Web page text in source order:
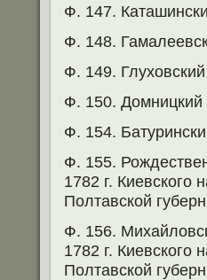
Ф. 147.
Ф. 148.
Ф. 149.
Ф. 150. Домницкий
Ф. 154.
Ф. 155.
1782 г. Киевского
Полтавской
Ф. 156.
1782 г. Киевского
Полтавской